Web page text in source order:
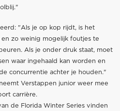
"Als je op kop rijdt, is het
zo weinig mogelijk foutjes te
Als je onder druk staat, moet
waar ingehaald kan worden en
concurrentie achter je houden."
Verstappen junior weer mee
carrière.
de Florida Winter Series vinden